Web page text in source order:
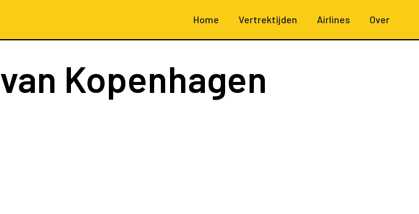
Home Vertrektijden Airlines Over
van Kopenhagen